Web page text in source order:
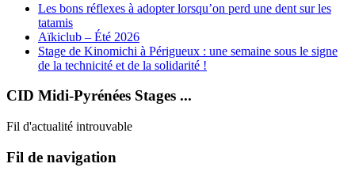
Les bons réflexes à adopter lorsqu’on perd une dent sur les
tatamis
Aïkiclub – Été 2026
Stage de Kinomichi à Périgueux : une semaine sous le signe
de la technicité et de la solidarité !
CID Midi-Pyrénées Stages ...
Fil d'actualité introuvable
Fil de navigation